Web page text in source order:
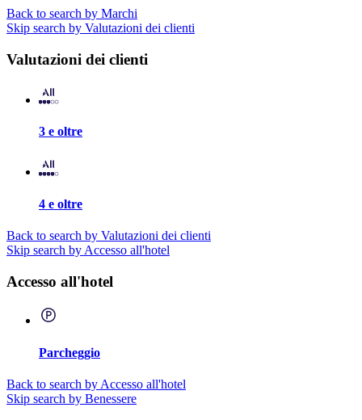
Back to search by Marchi
Skip search by Valutazioni dei clienti
Valutazioni dei clienti
3 e oltre
4 e oltre
Back to search by Valutazioni dei clienti
Skip search by Accesso all'hotel
Accesso all'hotel
Parcheggio
Back to search by Accesso all'hotel
Skip search by Benessere